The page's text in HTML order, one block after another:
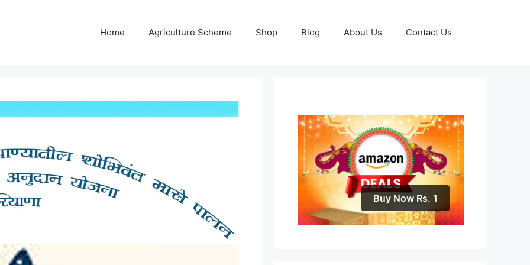
Home Agriculture Scheme Shop Blog About Us Contact Us
Buy Now Rs. 1